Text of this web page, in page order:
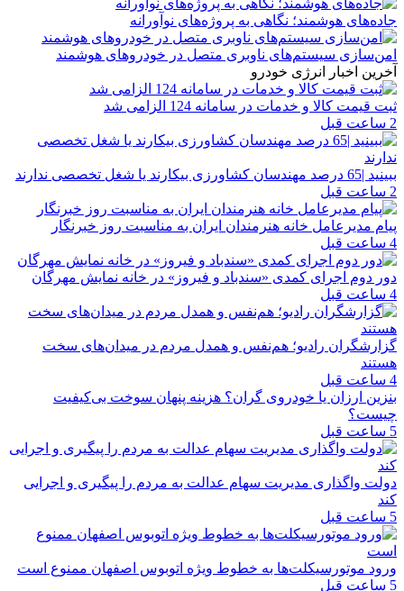
جاده‌های هوشمند؛ نگاهی به پروژه‌های نوآورانه
امن‌سازی سیستم‌های ناوبری متصل در خودروهای هوشمند
آخرین اخبار انرژی خودرو
ثبت قیمت کالا و خدمات در سامانه 124 الزامی شد
2 ساعت قبل
ببینید |65 درصد مهندسان کشاورزی بیکارند یا شغل تخصصی ندارند
2 ساعت قبل
پیام مدیرعامل خانه هنرمندان ایران به مناسبت روز خبرنگار
4 ساعت قبل
دور دوم اجرای کمدی «سندباد و فیروز» در خانه نمایش مهرگان
4 ساعت قبل
گزارشگران رادیو؛ هم‌نفس و همدل مردم در میدان‌های سخت
هستند
4 ساعت قبل
بنزین ارزان یا خودروی گران؟ هزینه پنهان سوخت بی‌کیفیت
چیست؟
5 ساعت قبل
دولت واگذاری مدیریت سهام عدالت به مردم را پیگیری و اجرایی
کند
5 ساعت قبل
ورود موتورسیکلت‌ها به خطوط ویژه اتوبوس اصفهان ممنوع است
5 ساعت قبل